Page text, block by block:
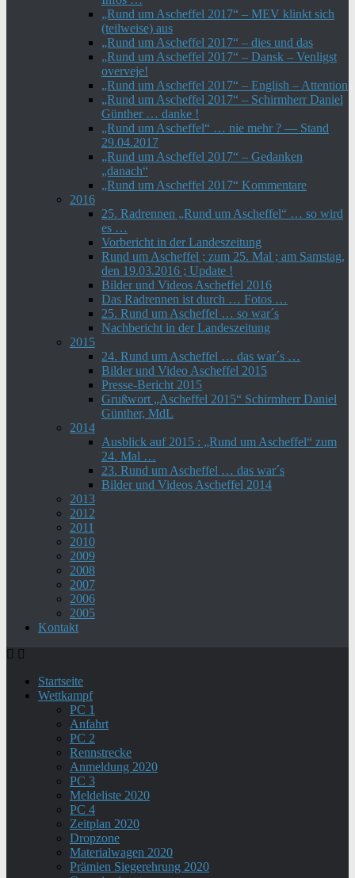
„Rund um Ascheffel 2017“ – MEV klinkt sich
(teilweise) aus
„Rund um Ascheffel 2017“ – dies und das
„Rund um Ascheffel 2017“ – Dansk – Venligst
overveje!
„Rund um Ascheffel 2017“ – English – Attention
„Rund um Ascheffel 2017“ – Schirmherr Daniel
Günther … danke !
„Rund um Ascheffel“ … nie mehr ? — Stand
29.04.2017
„Rund um Ascheffel 2017“ – Gedanken
„danach“
„Rund um Ascheffel 2017“ Kommentare
2016
25. Radrennen „Rund um Ascheffel“ … so wird
es …
Vorbericht in der Landeszeitung
Rund um Ascheffel ; zum 25. Mal ; am Samstag,
den 19.03.2016 ; Update !
Bilder und Videos Ascheffel 2016
Das Radrennen ist durch … Fotos …
25. Rund um Ascheffel … so war´s
Nachbericht in der Landeszeitung
2015
24. Rund um Ascheffel … das war´s …
Bilder und Video Ascheffel 2015
Presse-Bericht 2015
Grußwort „Ascheffel 2015“ Schirmherr Daniel
Günther, MdL
2014
Ausblick auf 2015 : „Rund um Ascheffel“ zum
24. Mal …
23. Rund um Ascheffel … das war´s
Bilder und Videos Ascheffel 2014
2013
2012
2011
2010
2009
2008
2007
2006
2005
Kontakt
Startseite
Wettkampf
PC 1
Anfahrt
PC 2
Rennstrecke
Anmeldung 2020
PC 3
Meldeliste 2020
PC 4
Zeitplan 2020
Dropzone
Materialwagen 2020
Prämien Siegerehrung 2020